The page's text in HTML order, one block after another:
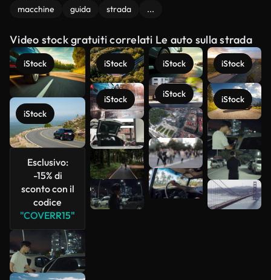
macchine guida strada ...
Video stock gratuiti correlati Le auto sulla strada
iStock
iStock
Esclusivo:
-15% di
sconto con il
codice
"COVERR15"
iStock
iStock
iStock
iStock
iStock
iStock
Scopri di
più